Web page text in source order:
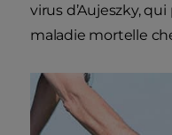
virus d’Aujeszky,
maladie mortelle